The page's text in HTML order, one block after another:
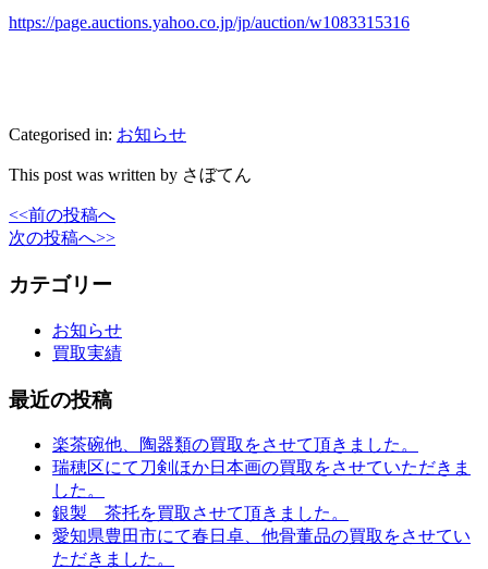
https://page.auctions.yahoo.co.jp/jp/auction/w1083315316
Categorised in: お知らせ
This post was written by さぼてん
<<前の投稿へ
次の投稿へ>>
カテゴリー
お知らせ
買取実績
最近の投稿
楽茶碗他、陶器類の買取をさせて頂きました。
瑞穂区にて刀剣ほか日本画の買取をさせていただきま
した。
銀製 茶托を買取させて頂きました。
愛知県豊田市にて春日卓、他骨董品の買取をさせてい
ただきました。